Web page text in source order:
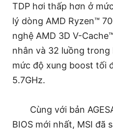
TDP hơi thấp hơn ở
lý dòng AMD Ryzen™
nghệ AMD 3D V-
nhân và 32 luồng
mức độ xung boost tối
5.7GHz.
Cùng với bản
BIOS mới nhất, MSI đã